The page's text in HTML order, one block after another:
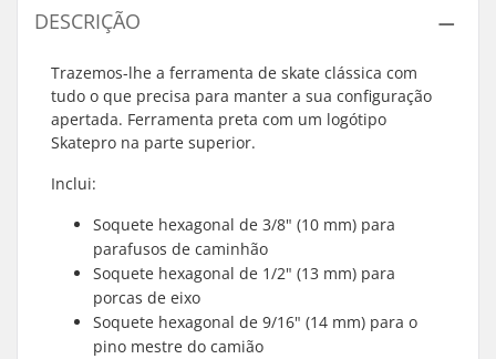
DESCRIÇÃO
Trazemos-lhe a ferramenta de skate clássica com
tudo o que precisa para manter a sua configuração
apertada. Ferramenta preta com um logótipo
Skatepro na parte superior.
Inclui:
Soquete hexagonal de 3/8" (10 mm) para
parafusos de caminhão
Soquete hexagonal de 1/2" (13 mm) para
porcas de eixo
Soquete hexagonal de 9/16" (14 mm) para o
pino mestre do camião